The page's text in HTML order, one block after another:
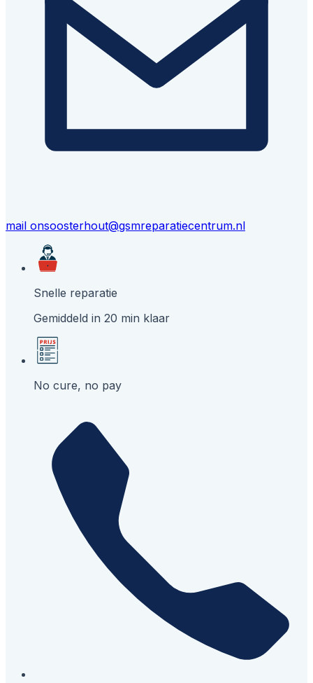
mail onsoosterhout@gsmreparatiecentrum.nl
Snelle reparatie
Gemiddeld in 20 min klaar
No cure, no pay